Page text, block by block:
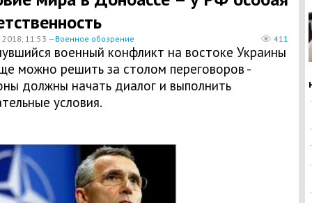
11:53 —Военное обозрение 411
военный конфликт на востоке Украины
можно решить за столом переговоров -
должны начать диалог и выполнить
условия.